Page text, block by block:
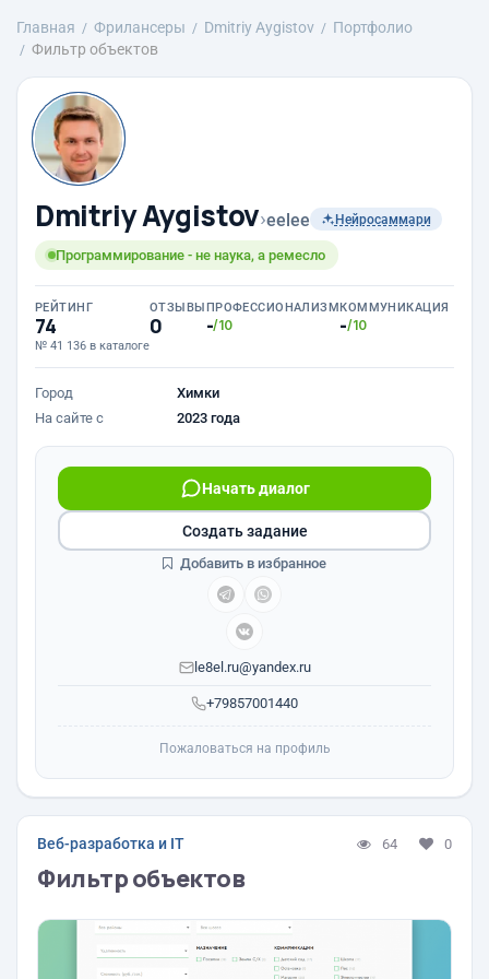
Главная Фрилансеры Dmitriy Aygistov
Портфолио
Фильтр объектов
Dmitriy Aygistov›eelee Нейросаммари
Программирование - не наука, а ремесло
РЕЙТИНГ
74
№ 41 136 в каталоге
ОТЗЫВЫ
0
ПРОФЕССИОНАЛИЗМ
-/10
КОММУНИКАЦИЯ
-/10
Город
Химки
На сайте с
2023 года
+79857001440
Начать диалог
le8el.ru@yandex.ru
Создать задание
Добавить в избранное
Пожаловаться на профиль
Веб-разработка и IT 64 0
Фильтр объектов